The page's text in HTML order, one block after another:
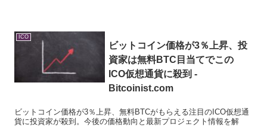
ICO
ビットコイン価格が3％上昇、投
資家は無料BTC目当てでこの
ICO仮想通貨に殺到 -
Bitcoinist.com
ビットコイン価格が3％上昇、無料BTCがもらえる注目のICO仮想通
貨に投資家が殺到。今後の価格動向と最新プロジェクト情報を解